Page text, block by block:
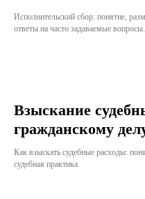
Исполнительский сбор: понятие,
ответы на часто задаваемые вопросы.
Взыскание
гражданскому
Как взыскать судебные расходы:
судебная практика